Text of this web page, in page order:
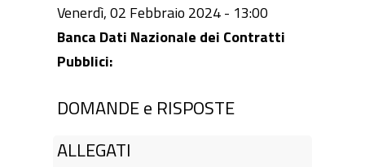
ALLEGATI
Venerdì, 02 Febbraio 2024 - 13:00
Banca Dati Nazionale dei Contratti
Pubblici:
DOMANDE e RISPOSTE